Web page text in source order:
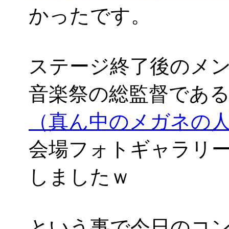
かったです。
ステージ終了後のメ
音楽祭の総監督であ
（真ん中のメガネの
会場フォトギャラリ
しましたｗ